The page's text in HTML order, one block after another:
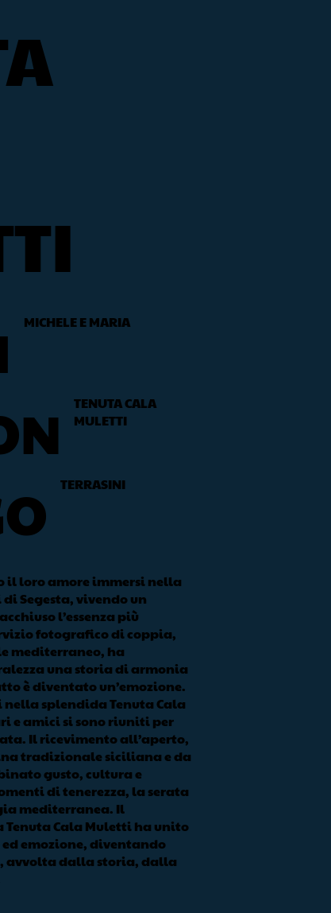
MICHELE E MARIA
TENUTA CALA
MULETTI
TERRASINI
il loro amore immersi nella
Segesta, vivendo un
l’essenza più
fotografico di coppia,
mediterraneo, ha
una storia di armonia
è diventato un’emozione.
splendida Tenuta Cala
e amici si sono riuniti per
Il ricevimento all’aperto,
tradizionale siciliana e da
gusto, cultura e
di tenerezza, la serata
mediterranea. Il
Cala Muletti ha unito
emozione, diventando
avvolta dalla storia, dalla